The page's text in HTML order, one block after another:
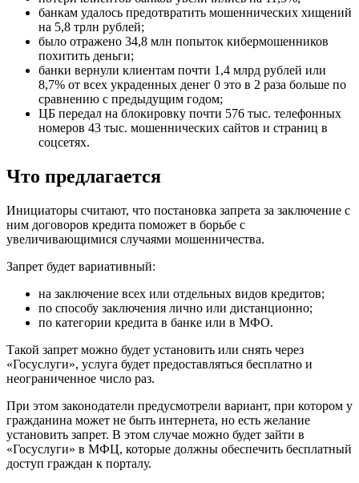
банкам удалось предотвратить мошеннических хищений
на 5,8 трлн рублей;
было отражено 34,8 млн попыток кибермошенников
похитить деньги;
банки вернули клиентам почти 1,4 млрд рублей или
8,7% от всех украденных денег 0 это в 2 раза больше по
сравнению с предыдущим годом;
ЦБ передал на блокировку почти 576 тыс. телефонных
номеров 43 тыс. мошеннических сайтов и страниц в
соцсетях.
Что предлагается
Инициаторы считают, что постановка запрета за заключение с
ним договоров кредита поможет в борьбе с
увеличивающимися случаями мошенничества.
Запрет будет вариативный:
на заключение всех или отдельных видов кредитов;
по способу заключения лично или дистанционно;
по категории кредита в банке или в МФО.
Такой запрет можно будет установить или снять через
«Госуслуги», услуга будет предоставляться бесплатно и
неограниченное число раз.
При этом законодатели предусмотрели вариант, при котором у
гражданина может не быть интернета, но есть желание
установить запрет. В этом случае можно будет зайти в
«Госуслуги» в МФЦ, которые должны обеспечить бесплатный
доступ граждан к порталу.